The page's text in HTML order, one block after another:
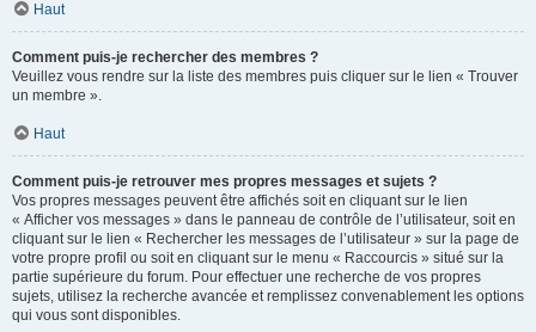
Haut
Comment puis-je rechercher des membres ?
Veuillez vous rendre sur la liste des membres puis cliquer sur le lien « Trouver
un membre ».
Haut
Comment puis-je retrouver mes propres messages et sujets ?
Vos propres messages peuvent être affichés soit en cliquant sur le lien
« Afficher vos messages » dans le panneau de contrôle de l’utilisateur, soit en
cliquant sur le lien « Rechercher les messages de l’utilisateur » sur la page de
votre propre profil ou soit en cliquant sur le menu « Raccourcis » situé sur la
partie supérieure du forum. Pour effectuer une recherche de vos propres
sujets, utilisez la recherche avancée et remplissez convenablement les options
qui vous sont disponibles.